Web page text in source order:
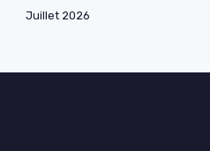
Juillet 2026